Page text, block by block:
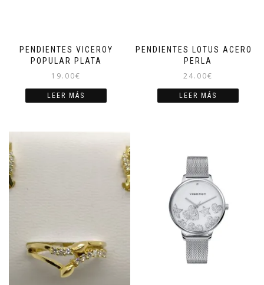
PENDIENTES VICEROY
POPULAR PLATA
19.00€
LEER MÁS
PENDIENTES LOTUS ACERO Y
PERLA
24.00€
LEER MÁS